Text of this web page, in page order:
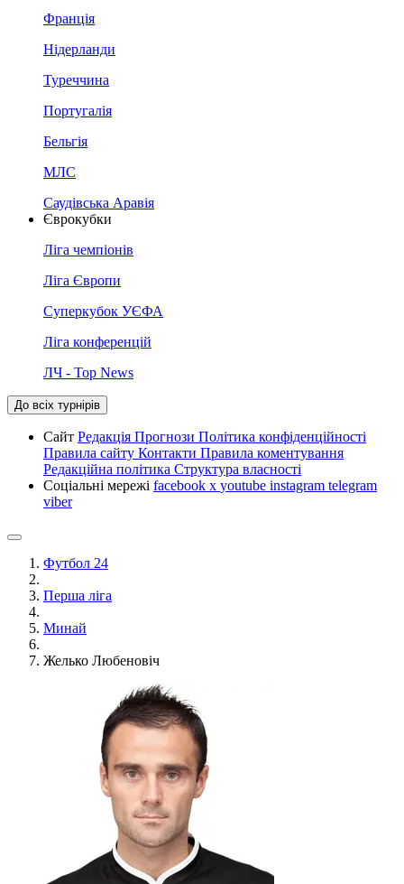
Франція
Нідерланди
Туреччина
Португалія
Бельгія
МЛС
Саудівська Аравія
Єврокубки
Ліга чемпіонів
Ліга Європи
Суперкубок УЄФА
Ліга конференцій
ЛЧ - Top News
До всіх турнірів
Сайт Редакція Прогнози Політика конфіденційності
Правила сайту Контакти Правила коментування
Редакційна політика Структура власності
Соціальні мережі facebook x youtube instagram telegram
viber
Футбол 24
Перша ліга
Минай
Желько Любеновіч